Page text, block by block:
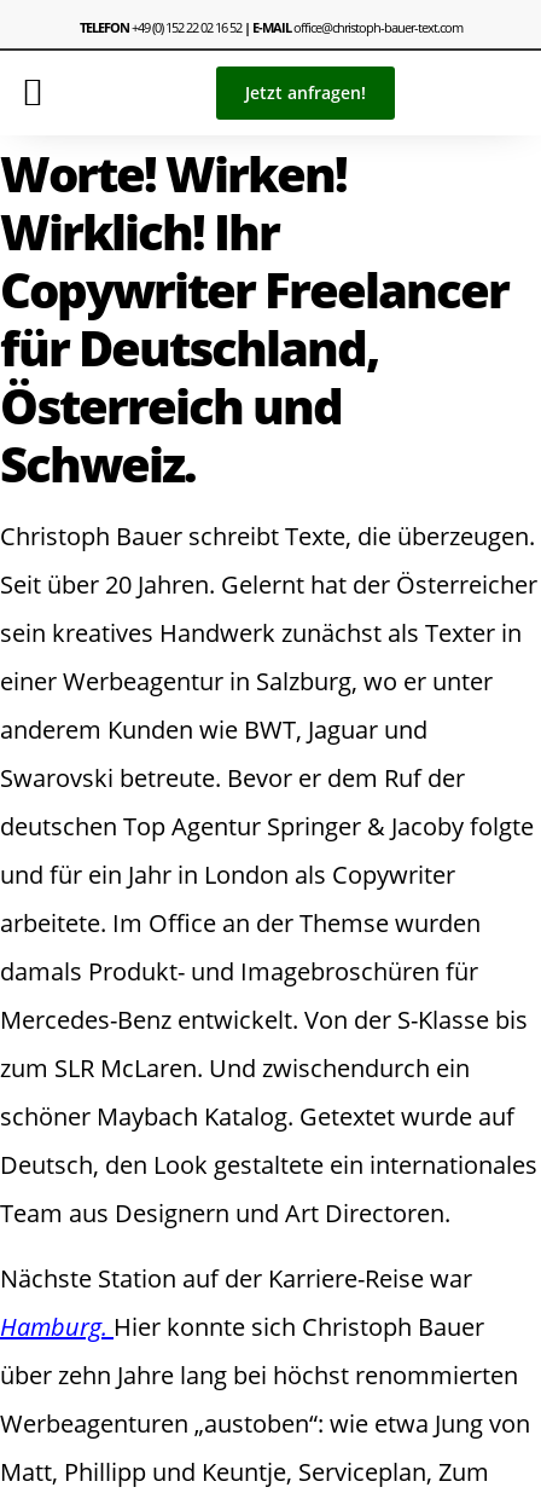
TELEFON+49 (0) 152 22 02 16 52| E-MAILoffice@christoph-bauer-text.com
Jetzt anfragen!
Worte! Wirken!
Wirklich! Ihr
Copywriter Freelancer
für Deutschland,
Österreich und
Schweiz.
Christoph Bauer schreibt Texte, die überzeugen.
Seit über 20 Jahren. Gelernt hat der Österreicher
sein kreatives Handwerk zunächst als Texter in
einer Werbeagentur in Salzburg, wo er unter
anderem Kunden wie BWT, Jaguar und
Swarovski betreute. Bevor er dem Ruf der
deutschen Top Agentur Springer & Jacoby folgte
und für ein Jahr in London als Copywriter
arbeitete. Im Office an der Themse wurden
damals Produkt- und Imagebroschüren für
Mercedes-Benz entwickelt. Von der S-Klasse bis
zum SLR McLaren. Und zwischendurch ein
schöner Maybach Katalog. Getextet wurde auf
Deutsch, den Look gestaltete ein internationales
Team aus Designern und Art Directoren.
Nächste Station auf der Karriere-Reise war
Hamburg. Hier konnte sich Christoph Bauer
über zehn Jahre lang bei höchst renommierten
Werbeagenturen „austoben“: wie etwa Jung von
Matt, Phillipp und Keuntje, Serviceplan, Zum